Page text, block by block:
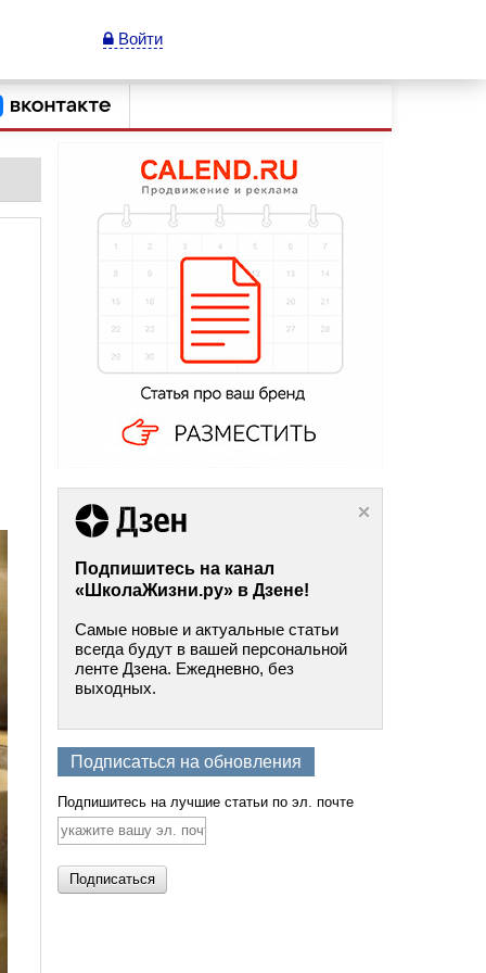
Войти
Подпишитесь на канал
«ШколаЖизни.ру» в Дзене!
Самые новые и актуальные статьи
всегда будут в вашей персональной
ленте Дзена. Ежедневно, без
выходных.
Подписаться на обновления
Подпишитесь на лучшие статьи по эл. почте